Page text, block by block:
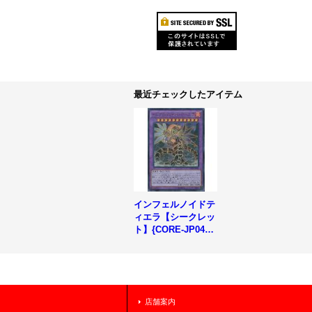
最近チェックしたアイテム
インフェルノイドテ
ィエラ【シークレッ
ト】{CORE-JP049}
店舗案内